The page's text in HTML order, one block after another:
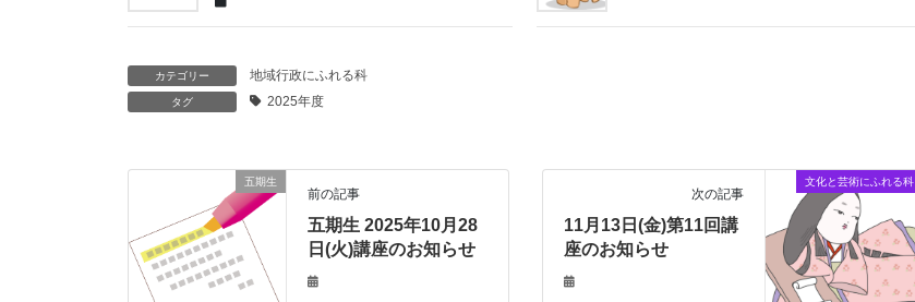
カテゴリー 地域行政にふれる科
タグ 2025年度
五期生
前の記事
五期生 2025年10月28
日(火)講座のお知らせ
文化と芸術にふれる科
次の記事
11月13日(金)第11回講
座のお知らせ